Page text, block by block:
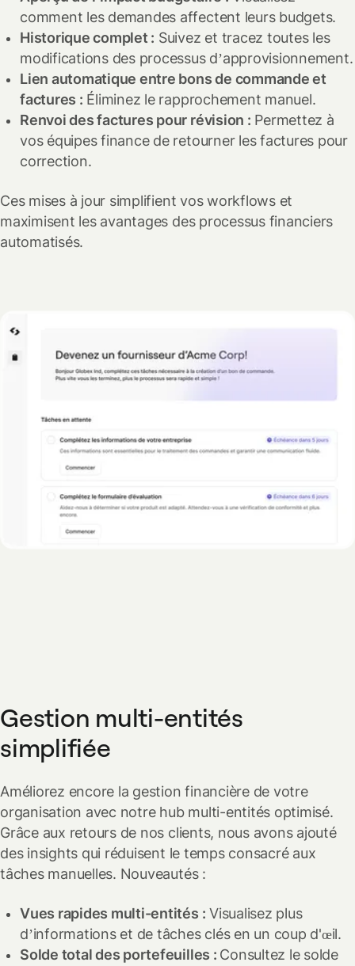
comment les demandes affectent leurs budgets.
Historique complet : Suivez et tracez toutes les
modifications des processus d’approvisionnement.
Lien automatique entre bons de commande et
factures : Éliminez le rapprochement manuel.
Renvoi des factures pour révision : Permettez à
vos équipes finance de retourner les factures pour
correction.
Ces mises à jour simplifient vos workflows et
maximisent les avantages des processus financiers
automatisés.
Gestion multi-entités
simplifiée
Améliorez encore la gestion financière de votre
organisation avec notre hub multi-entités optimisé.
Grâce aux retours de nos clients, nous avons ajouté
des insights qui réduisent le temps consacré aux
tâches manuelles. Nouveautés :
Vues rapides multi-entités : Visualisez plus
d’informations et de tâches clés en un coup d'œil.
Solde total des portefeuilles : Consultez le solde